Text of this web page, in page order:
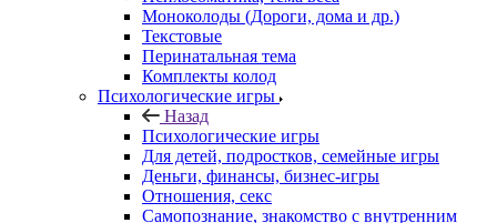
Моноколоды (Дороги, дома и др.)
Текстовые
Перинатальная тема
Комплекты колод
Психологические игры
Назад
Психологические игры
Для детей, подростков, семейные игры
Деньги, финансы, бизнес-игры
Отношения, секс
Самопознание, знакомство с внутренним